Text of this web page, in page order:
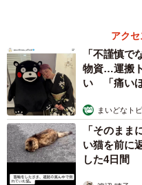
細かいお金より気に
後になって振り返ると、S
のより、「なぜこんなに話
う感覚だったそうです。
共有されていなかったプ
金書留での支払い。 そし
まいどなト
「そのまま
い猫を前に
した4日間
体代表の訴え
渡辺 晴子
72歳父、
母と2人で3
分刻み… 「